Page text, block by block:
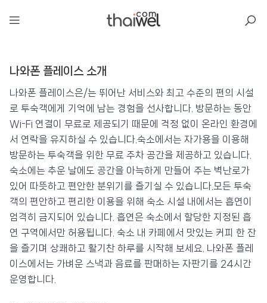
나와폰 플레이스
📍 푸켓★★ ⭐ 8.3
💰 최저가 확인 · 예약하기
나와폰 플레이스 소개
나와폰 플레이스은/는 뛰어난 서비스와 최고 수준의 편의 시설
로 투숙객에게 기억에 남는 경험을 선사합니다. 방문하는 동안
Wi-Fi 연결이 무료로 제공되기 때문에 걱정 없이 온라인 환경에
서 연락을 유지하실 수 있습니다.숙소에서는 자가용을 이용해
방문하는 투숙객을 위한 무료 주차 공간을 제공하고 있습니다.
숙소에는 추운 날에도 공간을 아늑하게 만들어 주는 벽난로가
있어 따뜻하고 편안한 분위기를 즐기실 수 있습니다.모든 투숙
객의 편안하고 편리한 이용을 위해 숙소 시설 내에서는 흡연이
엄격히 금지되어 있습니다. 흡연은 숙소에서 할당한 지정된 흡
연 구역에서만 허용됩니다. 숙소 내 카페에서 맛있는 커피 한 잔
을 즐기며 상쾌하고 활기찬 하루를 시작해 보세요. 나와폰 플레
이스에서는 가벼운 스낵과 음료를 판매하는 자판기를 24시간
운영합니다.